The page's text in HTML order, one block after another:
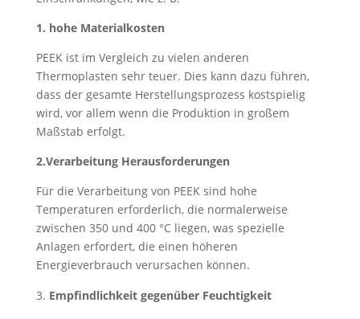
1. hohe Materialkosten
PEEK ist im Vergleich zu vielen anderen
Thermoplasten sehr teuer. Dies kann dazu führen,
dass der gesamte Herstellungsprozess kostspielig
wird, vor allem wenn die Produktion in großem
Maßstab erfolgt.
2.Verarbeitung Herausforderungen
Für die Verarbeitung von PEEK sind hohe
Temperaturen erforderlich, die normalerweise
zwischen 350 und 400 °C liegen, was spezielle
Anlagen erfordert, die einen höheren
Energieverbrauch verursachen können.
Empfindlichkeit gegenüber Feuchtigkeit